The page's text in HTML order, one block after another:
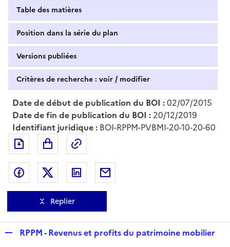
Table des matières
Position dans la série du plan
Versions publiées
Critères de recherche : voir / modifier
Date de début de publication du BOI :02/07/2015
Date de fin de publication du BOI : 20/12/2019
Identifiant juridique : BOI-RPPM-PVBMI-20-10-20-60
Exporter le document au format pdf
Partager sur Facebook
Partager sur Twitter
Partager sur LinkedIn
Replier
RPPM - Revenus et profits du patrimoine mobilier